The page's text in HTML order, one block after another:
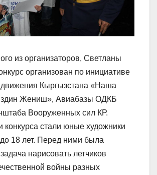
из организаторов, Светланы
организован по инициативе
движения Кыргызстана «Наша
Жениш», Авиабазы ОДКБ
Вооруженных сил КР.
конкурса стали юные художники
18 лет. Перед ними была
нарисовать летчиков
войны разных